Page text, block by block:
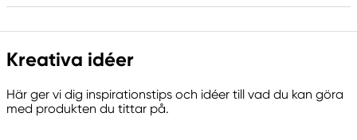
Innehåller 5-klor-2-metyl-2H-isotiazol-3-one
och 2-metyl-2H-isotiazol-3-one (3:1) och 1,2-
benzisotiazol-3(2H)-on (biocid). Kan orsaka en
allergisk reaktion.
Kreativa idéer
Här ger vi dig inspirationstips och idéer till vad du kan göra
med produkten du tittar på.